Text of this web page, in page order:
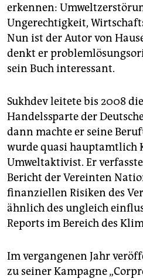
erkennen:
Ungerechtigkeit,
Nun ist der Autor von
denkt er
sein Buch interessant.
Sukhdev leitete bis 2008
Handelssparte der
dann machte er seine
wurde quasi hauptamtlich
Umweltaktivist. Er
Bericht der Vereinten
finanziellen Risiken des
ähnlich des ungleich
Reports im Bereich des
Im vergangenen Jahr
zu seiner Kampagne